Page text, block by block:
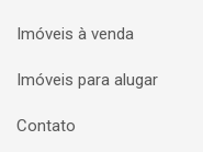
Imóveis à venda
Imóveis para alugar
Contato